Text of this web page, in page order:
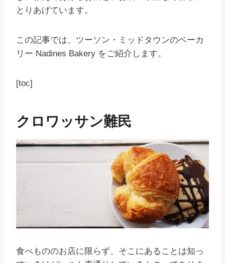
とりあげています。
この記事では、ツーソン・ミッドタウンのベーカ
リー Nadines Bakery をご紹介します。
[toc]
クロワッサン難民
食べもののお店に限らず、そこにあることは知っ